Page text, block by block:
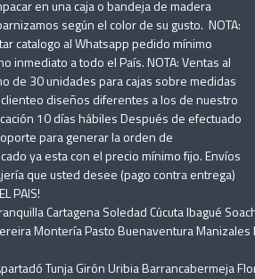
en una caja o bandeja de madera
según el color de su gusto. NOTA:
catalogo al Whatsapp pedido mínimo
inmediato a todo el País. NOTA: Ventas al
de 30 unidades para cajas sobre medidas
diseños diferentes a los de nuestro
10 días hábiles Después de efectuado
para generar la orden de
ya esta con el precio mínimo fijo. Envíos
que usted desee (pago contra entrega)
PAIS!
Cartagena Soledad Cúcuta Ibagué
Montería Pasto Buenaventura
Tunja Girón Uribia Barrancabermeja